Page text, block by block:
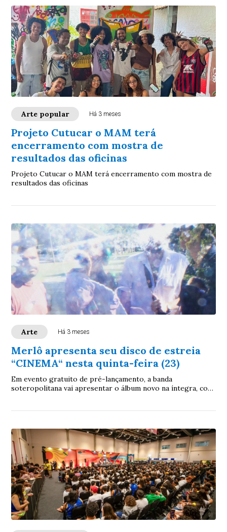
Arte popular Há 3 meses
Projeto Cutucar o MAM terá
encerramento com mostra de
resultados das oficinas
Projeto Cutucar o MAM terá encerramento com mostra de
resultados das oficinas
Arte Há 3 meses
Merlô apresenta seu disco de estreia
“CINEMA“ nesta quinta-feira (23)
Em evento gratuito de pré-lançamento, a banda
soteropolitana vai apresentar o álbum novo na íntegra, com